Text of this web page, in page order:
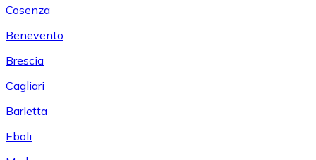
Cosenza
Benevento
Brescia
Cagliari
Barletta
Eboli